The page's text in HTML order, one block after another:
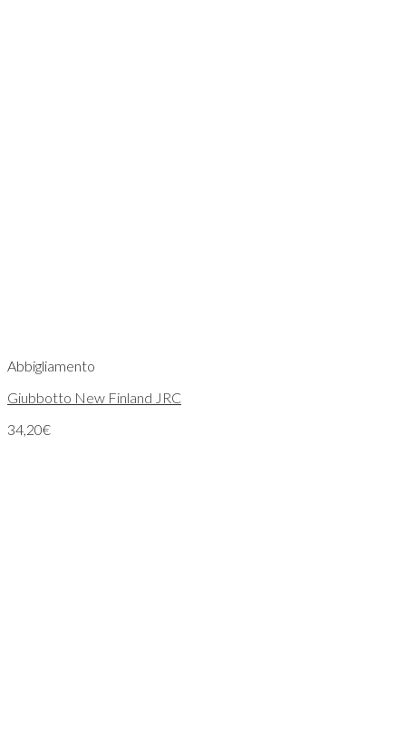
Abbigliamento
Giubbotto New Finland JRC
34,20€